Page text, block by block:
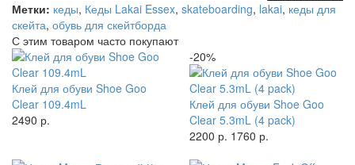
Метки: кеды, Кеды Lakai Essex, skateboarding, lakai, кеды для
скейта, обувь для скейтборда
С этим товаром часто покупают
Клей для обуви Shoe Goo
Clear 109.4mL
2490 р.
-20%
Клей для обуви Shoe Goo
Clear 5.3mL (4 pack)
2200 р. 1760 р.